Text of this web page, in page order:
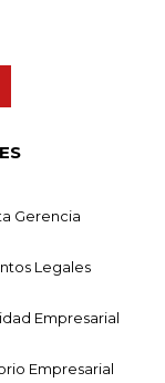
Gerencia
Legales
Empresarial
Empresarial